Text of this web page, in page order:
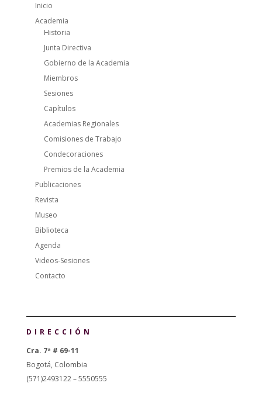
Inicio
Academia
Historia
Junta Directiva
Gobierno de la Academia
Miembros
Sesiones
Capítulos
Academias Regionales
Comisiones de Trabajo
Condecoraciones
Premios de la Academia
Publicaciones
Revista
Museo
Biblioteca
Agenda
Videos-Sesiones
Contacto
DIRECCIÓN
Cra. 7ª # 69-11
Bogotá, Colombia
(571)2493122 – 5550555